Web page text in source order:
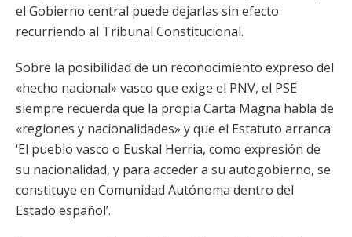
el Gobierno central puede dejarlas sin efecto
recurriendo al Tribunal Constitucional.
Sobre la posibilidad de un reconocimiento expreso del
«hecho nacional» vasco que exige el PNV, el PSE
siempre recuerda que la propia Carta Magna habla de
«regiones y nacionalidades» y que el Estatuto arranca:
‘El pueblo vasco o Euskal Herria, como expresión de
su nacionalidad, y para acceder a su autogobierno, se
constituye en Comunidad Autónoma dentro del
Estado español’.